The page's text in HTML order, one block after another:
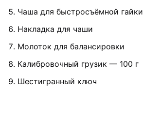
Чаша для быстросъёмной гайки
Накладка для чаши
Молоток для балансировки
Калибровочный грузик — 100 г
Шестигранный ключ